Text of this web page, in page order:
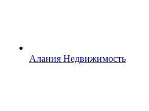
Алания Недвижимость